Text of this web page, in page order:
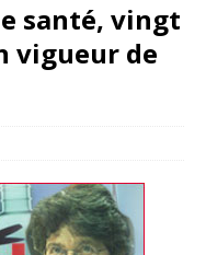
santé, vingt
vigueur de